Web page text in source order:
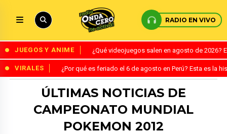
RADIO EN VIVO
JUEGOS Y ANIME ¿Qué videojuegos salen en agosto de
VIRALES ¿Por qué es feriado el 6 de agosto en Perú? Esta es la
ÚLTIMAS NOTICIAS DE
CAMPEONATO MUNDIAL
POKEMON 2012